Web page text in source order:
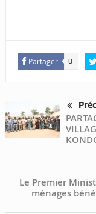
Partager 0
Le Premier
ménages